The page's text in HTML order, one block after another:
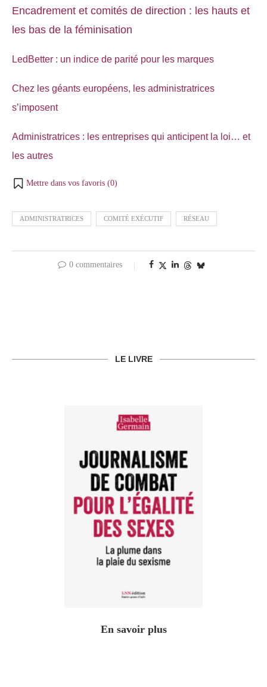
Encadrement et comités de direction : les hauts et
les bas de la féminisation
LedBetter : un indice de parité pour les marques
Chez les géants européens, les administratrices
s’imposent
Administratrices : les entreprises qui anticipent la loi… et
les autres
Mettre dans vos favoris (0)
ADMINISTRATRICES COMITÉ EXÉCUTIF RÉSEAU
0 commentaires
LE LIVRE
En savoir plus